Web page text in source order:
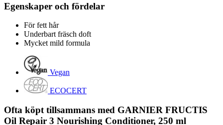
Egenskaper och fördelar
För fett hår
Underbart fräsch doft
Mycket mild formula
Vegan
ECOCERT
Ofta köpt tillsammans med GARNIER FRUCTIS
Oil Repair 3 Nourishing Conditioner, 250 ml